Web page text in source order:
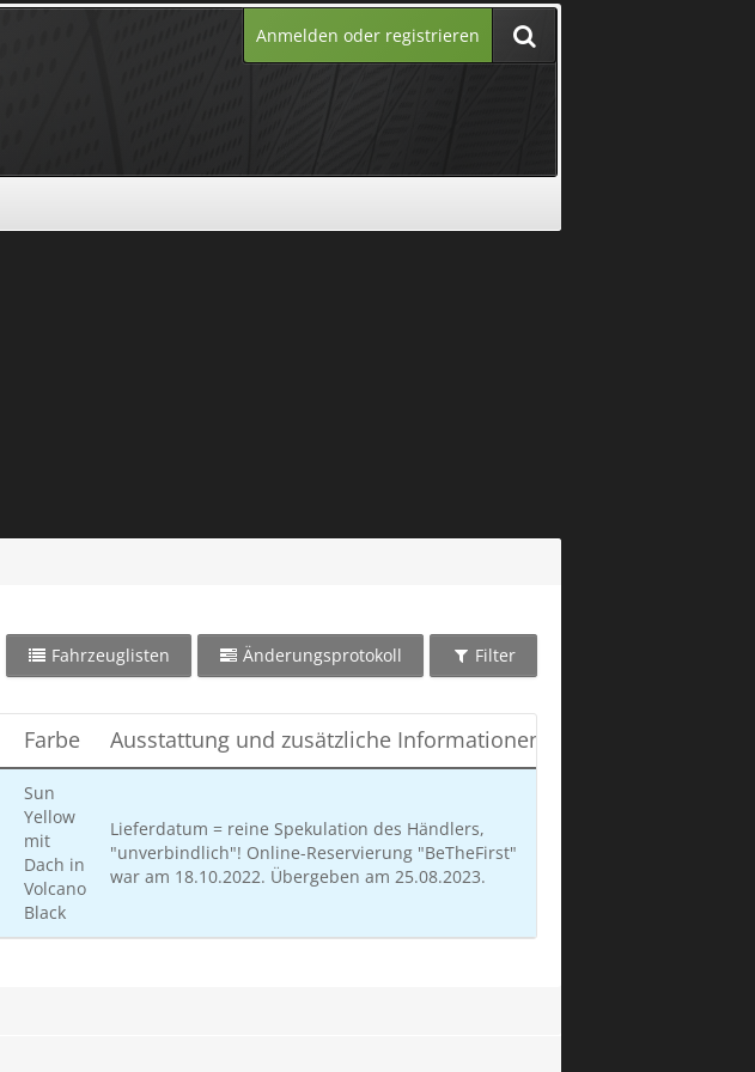
Anmelden oder registrieren
Fahrzeuglisten Änderungsprotokoll Filter
Farbe Ausstattung und zusätzliche Informationen
Sun
Yellow
mit
Dach in
Volcano
Black
Lieferdatum = reine Spekulation des Händlers,
"unverbindlich"! Online-Reservierung "BeTheFirst"
war am 18.10.2022. Übergeben am 25.08.2023.